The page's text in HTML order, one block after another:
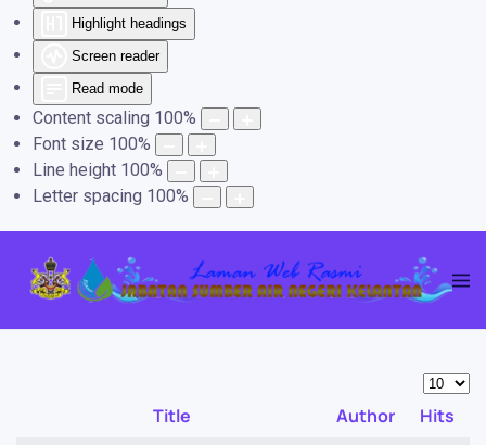
Highlight headings
Screen reader
Read mode
Content scaling 100%
Font size 100%
Line height 100%
Letter spacing 100%
Title Author
Hits